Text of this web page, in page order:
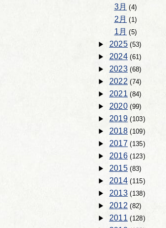
3月 (4)
2月 (1)
1月 (5)
2025(53)
2024(61)
2023(68)
2022 (74)
2021(84)
2020(99)
2019(103)
2018(109)
2017 (135)
2016(123)
2015(83)
2014(115)
2013(138)
2012(82)
2011(128)